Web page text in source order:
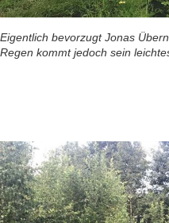
Eigentlich bevorzugt Jonas
Regen kommt jedoch sein